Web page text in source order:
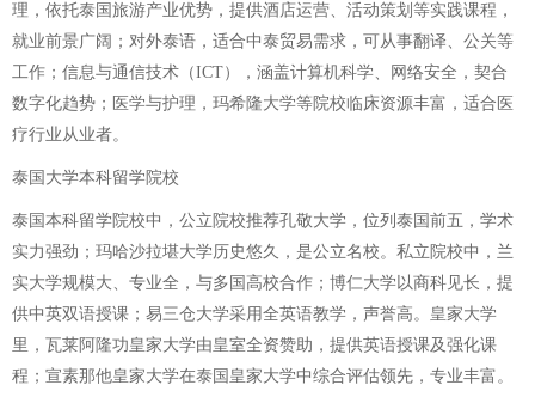
理，依托泰国旅游产业优势，提供酒店运营、活动策划等实践课程，
就业前景广阔；对外泰语，适合中泰贸易需求，可从事翻译、公关等
工作；信息与通信技术（ICT），涵盖计算机科学、网络安全，契合
数字化趋势；医学与护理，玛希隆大学等院校临床资源丰富，适合医
疗行业从业者。
泰国大学本科留学院校
泰国本科留学院校中，公立院校推荐孔敬大学，位列泰国前五，学术
实力强劲；玛哈沙拉堪大学历史悠久，是公立名校。私立院校中，兰
实大学规模大、专业全，与多国高校合作；博仁大学以商科见长，提
供中英双语授课；易三仓大学采用全英语教学，声誉高。皇家大学
里，瓦莱阿隆功皇家大学由皇室全资赞助，提供英语授课及强化课
程；宣素那他皇家大学在泰国皇家大学中综合评估领先，专业丰富。